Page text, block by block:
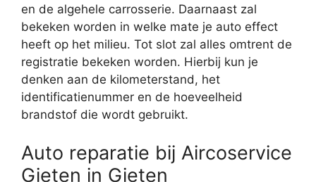
en de algehele carrosserie. Daarnaast zal
bekeken worden in welke mate je auto effect
heeft op het milieu. Tot slot zal alles omtrent de
registratie bekeken worden. Hierbij kun je
denken aan de kilometerstand, het
identificatienummer en de hoeveelheid
brandstof die wordt gebruikt.
Auto reparatie bij Aircoservice
Gieten in Gieten